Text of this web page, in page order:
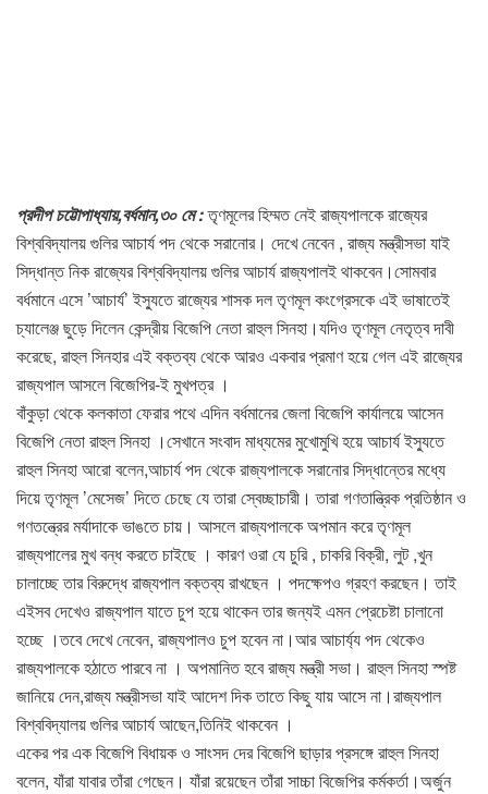
প্রদীপ চট্টোপাধ্যায়,বর্ধমান,৩০ মে :তৃণমূলের হিম্মত নেই রাজ্যপালকে রাজ্যের
বিশ্ববিদ্যালয় গুলির আচার্য পদ থেকে সরানোর। দেখে নেবেন , রাজ্য মন্ত্রীসভা যাই
সিদ্ধান্ত নিক রাজ্যের বিশ্ববিদ্যালয় গুলির আচার্য রাজ্যপালই থাকবেন।সোমবার
বর্ধমানে এসে ’আচার্য’ ইস্যুতে রাজ্যের শাসক দল তৃণমূল কংগ্রেসকে এই ভাষাতেই
চ্যালেঞ্জ ছুড়ে দিলেন কেন্দ্রীয় বিজেপি নেতা রাহুল সিনহা।যদিও তৃণমূল নেতৃত্ব দাবী
করেছে, রাহুল সিনহার এই বক্তব্য থেকে আরও একবার প্রমাণ হয়ে গেল এই রাজ্যের
রাজ্যপাল আসলে বিজেপির-ই মুখপত্র ।
বাঁকুড়া থেকে কলকাতা ফেরার পথে এদিন বর্ধমানের জেলা বিজেপি কার্যালয়ে আসেন
বিজেপি নেতা রাহুল সিনহা ।সেখানে সংবাদ মাধ্যমের মুখোমুখি হয়ে আচার্য ইস্যুতে
রাহুল সিনহা আরো বলেন,আচার্য পদ থেকে রাজ্যপালকে সরানোর সিদ্ধান্তের মধ্যে
দিয়ে তৃণমূল ’মেসেজ’ দিতে চেছে যে তারা স্বেচ্ছাচারী। তারা গণতান্ত্রিক প্রতিষ্ঠান ও
গণতন্ত্রের মর্যাদাকে ভাঙতে চায়। আসলে রাজ্যপালকে অপমান করে তৃণমূল
রাজ্যপালের মুখ বন্ধ করতে চাইছে । কারণ ওরা যে চুরি , চাকরি বিক্রী, লুট ,খুন
চালাচ্ছে তার বিরুদ্ধে রাজ্যপাল বক্তব্য রাখছেন । পদক্ষেপও গ্রহণ করছেন। তাই
এইসব দেখেও রাজ্যপাল যাতে চুপ হয়ে থাকেন তার জন্যই এমন প্রেচেষ্টা চালানো
হচ্ছে ।তবে দেখে নেবেন, রাজ্যপালও চুপ হবেন না।আর আচার্য্য পদ থেকেও
রাজ্যপালকে হঠাতে পারবে না । অপমানিত হবে রাজ্য মন্ত্রী সভা। রাহুল সিনহা স্পষ্ট
জানিয়ে দেন,রাজ্য মন্ত্রীসভা যাই আদেশ দিক তাতে কিছু যায় আসে না।রাজ্যপাল
বিশ্ববিদ্যালয় গুলির আচার্য আছেন,তিনিই থাকবেন ।
একের পর এক বিজেপি বিধায়ক ও সাংসদ দের বিজেপি ছাড়ার প্রসঙ্গে রাহুল সিনহা
বলেন, যাঁরা যাবার তাঁরা গেছেন। যাঁরা রয়েছেন তাঁরা সাচ্চা বিজেপির কর্মকর্তা।অর্জুন